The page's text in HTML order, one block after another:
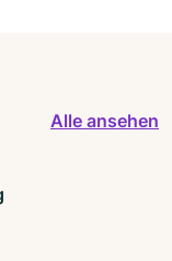
Alle ansehen